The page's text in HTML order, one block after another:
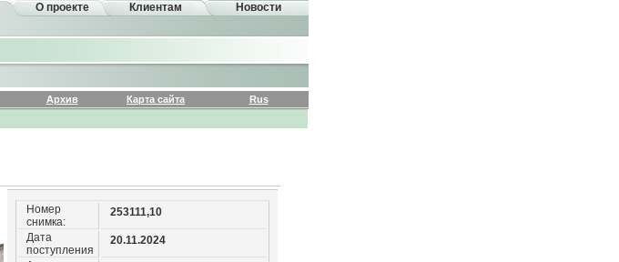
О проекте Клиентам Новости
Архив Карта сайта
Rus
Номер
снимка:
253111,10
Дата
поступления
20.11.2024